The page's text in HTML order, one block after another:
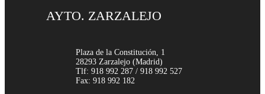
AYTO. ZARZALEJO
Plaza de la Constitución, 1
28293 Zarzalejo (Madrid)
Tlf: 918 992 287 / 918 992 527
Fax: 918 992 182